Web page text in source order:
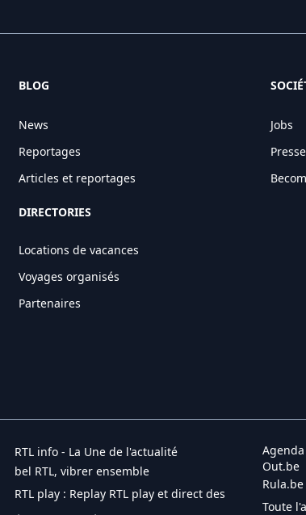
BLOG
News
Reportages
Articles et reportages
DIRECTORIES
Locations de vacances
Voyages organisés
Partenaires
Jobs
Presse
RTL info - La Une de l'actualité
bel RTL, vibrer ensemble
RTL play : Replay RTL play et direct des
Out.be
Toute